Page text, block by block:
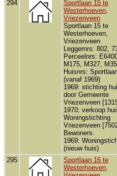
294
Sportlaan 15 te
Westerhoeven,
Vriezenveen
Sportlaan 15 te
Westerhoeven,
Vriezenveen
Leggernrs: 802,
Perceelnrs:
M175, M327,
Huisnrs:
(vanaf 1969)
1969: stichting
door Gemeente
Vriezenveen
1970: verkoop
Woningstichting
Vriezenveen
Bewoners:
1969:
(nieuw huis)
295
Sportlaan 16 te
Westerhoeven,